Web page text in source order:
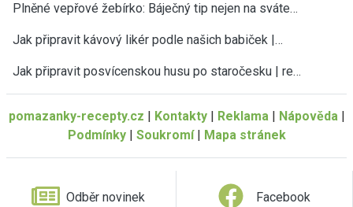
Plněné vepřové žebírko: Báječný tip nejen na sváte…
Jak připravit kávový likér podle našich babiček |…
Jak připravit posvícenskou husu po staročesku | re…
pomazanky-recepty.cz | Kontakty| Reklama| Nápověda|
Podmínky| Soukromí| Mapa stránek
Odběr novinek Facebook